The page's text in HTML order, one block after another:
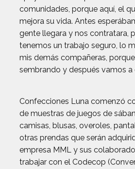
comunidades, porque aquí, el
mejora su vida. Antes
gente llegara y nos contratara,
tenemos un trabajo seguro, lo
mis demás compañeras,
sembrando y después vamos a
Confecciones Luna comenzó
de muestras de juegos de
camisas, blusas, overoles,
otras prendas que serán
empresa MML y sus
trabajar con el Codecop